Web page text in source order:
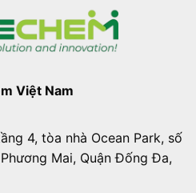
Việt Nam
4, tòa nhà Ocean Park, số
Mai, Quận Đống Đa,